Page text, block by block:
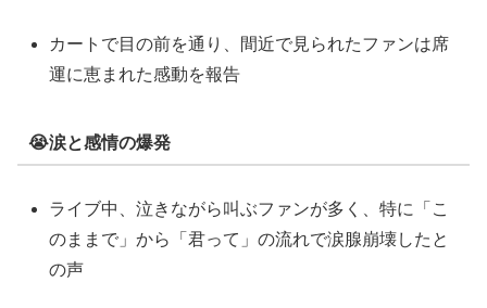
カートで目の前を通り、間近で見られたファンは席
運に恵まれた感動を報告
😭涙と感情の爆発
ライブ中、泣きながら叫ぶファンが多く、特に「こ
のままで」から「君って」の流れで涙腺崩壊したと
の声